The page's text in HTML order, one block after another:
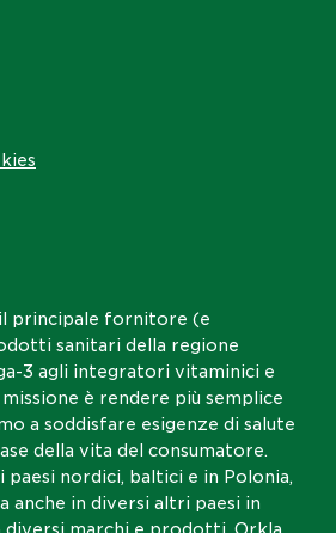
principale fornitore (e
sanitari della regione
3 agli integratori vitaminici e
è rendere più semplice
a soddisfare esigenze di salute
della vita del consumatore.
paesi nordici, baltici e in Polonia,
anche in diversi altri paesi in
marchi e prodotti. Orkla